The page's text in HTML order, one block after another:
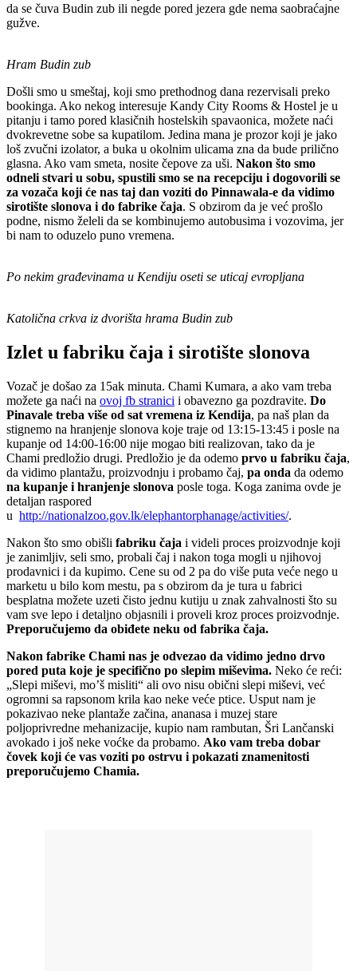
da se čuva Budin zub ili negde pored jezera gde nema saobraćajne
gužve.
Hram Budin zub
Došli smo u smeštaj, koji smo prethodnog dana rezervisali preko
bookinga. Ako nekog interesuje Kandy City Rooms & Hostel je u
pitanju i tamo pored klasičnih hostelskih spavaonica, možete naći
dvokrevetne sobe sa kupatilom. Jedina mana je prozor koji je jako
loš zvučni izolator, a buka u okolnim ulicama zna da bude prilično
glasna. Ako vam smeta, nosite čepove za uši. Nakon što smo
odneli stvari u sobu, spustili smo se na recepciju i dogovorili se
za vozača koji će nas taj dan voziti do Pinnawala-e da vidimo
sirotište slonova i do fabrike čaja. S obzirom da je već prošlo
podne, nismo želeli da se kombinujemo autobusima i vozovima, jer
bi nam to oduzelo puno vremena.
Po nekim građevinama u Kendiju oseti se uticaj evropljana
Katolična crkva iz dvorišta hrama Budin zub
Izlet u fabriku čaja i sirotište slonova
Vozač je došao za 15ak minuta. Chami Kumara, a ako vam treba
možete ga naći na ovoj fb stranici i obavezno ga pozdravite. Do
Pinavale treba više od sat vremena iz Kendija, pa naš plan da
stignemo na hranjenje slonova koje traje od 13:15-13:45 i posle na
kupanje od 14:00-16:00 nije mogao biti realizovan, tako da je
Chami predložio drugi. Predložio je da odemo prvo u fabriku čaja,
da vidimo plantažu, proizvodnju i probamo čaj, pa onda da odemo
na kupanje i hranjenje slonova posle toga. Koga zanima ovde je
detaljan raspored
u http://nationalzoo.gov.lk/elephantorphanage/activities/.
Nakon što smo obišli fabriku čaja i videli proces proizvodnje koji
je zanimljiv, seli smo, probali čaj i nakon toga mogli u njihovoj
prodavnici i da kupimo. Cene su od 2 pa do više puta veće nego u
marketu u bilo kom mestu, pa s obzirom da je tura u fabrici
besplatna možete uzeti čisto jednu kutiju u znak zahvalnosti što su
vam sve lepo i detaljno objasnili i proveli kroz proces proizvodnje.
Preporučujemo da obiđete neku od fabrika čaja.
Nakon fabrike Chami nas je odvezao da vidimo jedno drvo
pored puta koje je specifično po slepim miševima. Neko će reći:
„Slepi miševi, mo’š misliti“ ali ovo nisu obični slepi miševi, već
ogromni sa rapsonom krila kao neke veće ptice. Usput nam je
pokazivao neke plantaže začina, ananasa i muzej stare
poljoprivredne mehanizacije, kupio nam rambutan, Šri Lančanski
avokado i još neke voćke da probamo. Ako vam treba dobar
čovek koji će vas voziti po ostrvu i pokazati znamenitosti
preporučujemo Chamia.